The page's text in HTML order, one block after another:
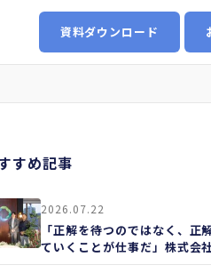
資料ダウンロード
すめ記事
2026.07.22
「正解を待つのではなく、正
ていくことが仕事だ」株式会
リア様